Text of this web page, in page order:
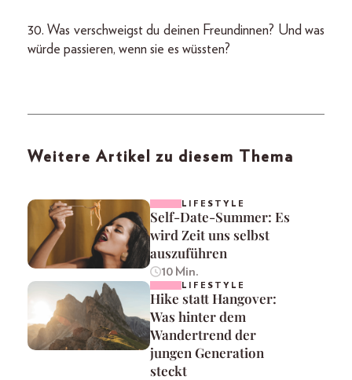
30. Was verschweigst du deinen Freundinnen? Und was
würde passieren, wenn sie es wüssten?
Weitere Artikel zu diesem Thema
LIFESTYLE
Self-Date-Summer: Es
wird Zeit uns selbst
auszuführen
10 Min.
LIFESTYLE
Hike statt Hangover:
Was hinter dem
Wandertrend der
jungen Generation
steckt